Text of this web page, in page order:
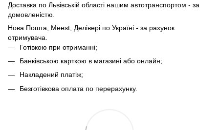
Доставка по Львівській області нашим автотранспортом - за
домовленістю.
Нова Пошта, Meest, Делівері по Україні - за рахунок
отримувача.
Готівкою при отриманні;
Банківською карткою в магазині або онлайн;
Накладений платіж;
Безготівкова оплата по перерахунку.